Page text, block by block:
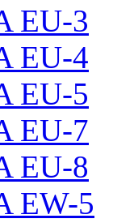
EU-3
EU-4
EU-5
EU-7
EU-8
EW-5